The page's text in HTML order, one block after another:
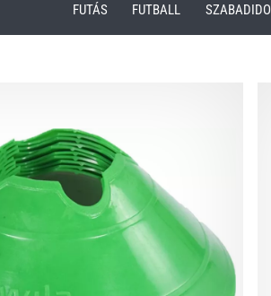
FUTÁS FUTBALL SZABADIDO